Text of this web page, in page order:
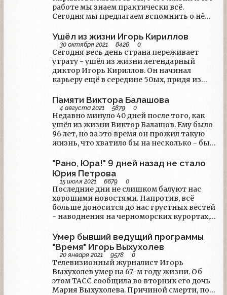
работе мы знаем практически всё.
Сегодня мы предлагаем вспомнить о нём
интервью, данные Игорем Леонидовичем
в разные годы.
Ушёл из жизни Игорь Кириллов
30 октября 2021 8426 0
Сегодня весь день страна переживает
утрату - ушёл из жизни легендарный
диктор Игорь Кириллов. Он начинал
карьеру ещё в середине 50ых, придя из
последних дней. Ему было 89 лет.
Памяти Виктора Балашова
4 августа 2021 5879 0
Недавно минуло 40 дней после того, как
ушёл из жизни Виктор Балашов. Ему было
96 лет, но за это время он прожил такую
жизнь, что хватило бы на несколько - был
радийщиком, тележурналистом,
Заслуженным артистом СССР...
"Рано, Юра!" 9 дней назад не стало
Юрия Петрова
15 июля 2021 6679 0
Последние дни не слишком балуют нас
хорошими новостями. Напротив, всё
больше доносится до нас грустных вестей
- наводнения на черноморских курортах,
громким событием однозначно стала
смерть легендарного кинорежиссёра
Владимира Меньшова. Но на этом фоне
затерялось другое событие. 9 дней назад
ушёл человек, который тоже выбрал себе
актёрскую стезю, но главной его ролью
стали новости. Это был Юрий Петров.
Умер бывший ведущий программы
"Время" Игорь Выхухолев
20 января 2021 9578 0
Телевизионный журналист Игорь
Выхухолев умер на 67-м году жизни. Об
этом ТАСС сообщила во вторник его дочь
Мария Выхухолева. Причиной смерти, по